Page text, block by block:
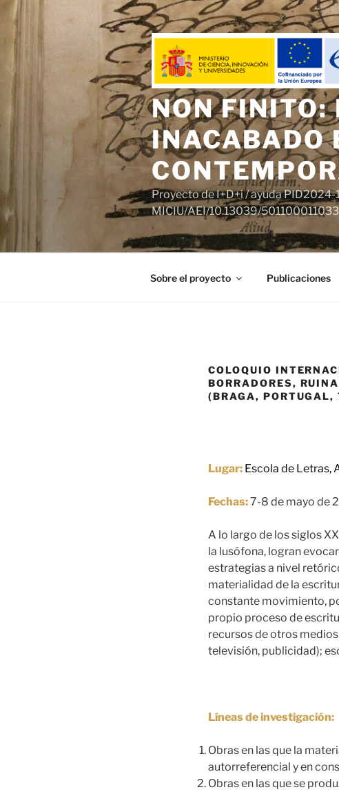
Saltar
contenido
NON FINITO:
INACABADO
Proyecto de I+D+i / ayuda
MICIU/AEI/10.13039/
Sobre el proyecto Publicaciones
COLOQUIO
BORRADORES,
(BRAGA,
Lugar: Escola de Letras,
Fechas:7-8 de mayo de
A lo largo de los siglos
la lusófona, logran
estrategias a nivel
materialidad de la
constante movimiento,
propio proceso de
recursos de otros
televisión, publicidad);
Líneas de investigación:
Obras en las que la
autorreferencial y en
Obras en las que se